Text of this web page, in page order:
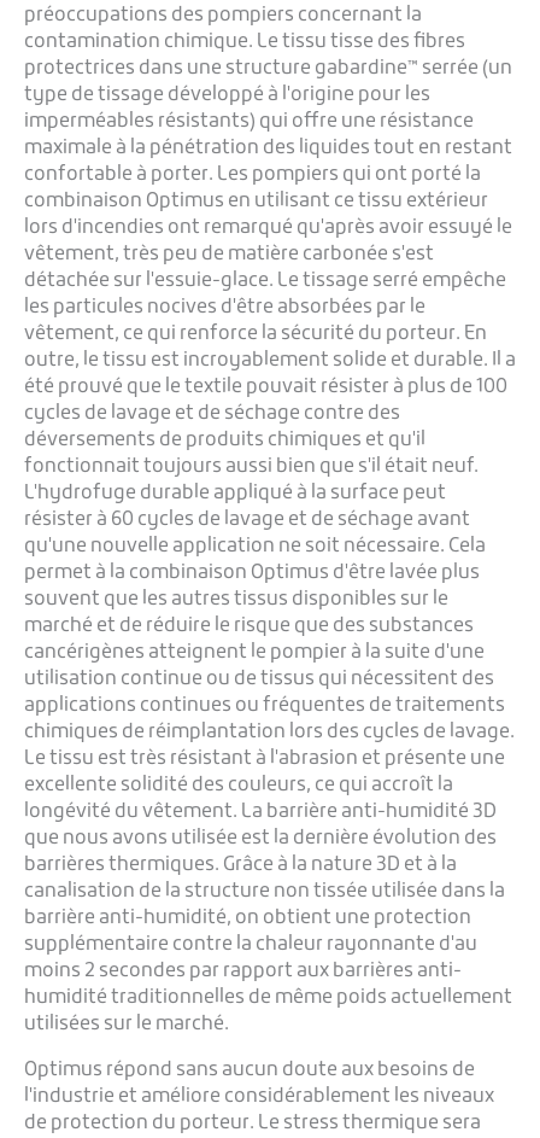
préoccupations des pompiers concernant la
contamination chimique. Le tissu tisse des fibres
protectrices dans une structure gabardine™ serrée (un
type de tissage développé à l'origine pour les
imperméables résistants) qui offre une résistance
maximale à la pénétration des liquides tout en restant
confortable à porter. Les pompiers qui ont porté la
combinaison Optimus en utilisant ce tissu extérieur
lors d'incendies ont remarqué qu'après avoir essuyé le
vêtement, très peu de matière carbonée s'est
détachée sur l'essuie-glace. Le tissage serré empêche
les particules nocives d'être absorbées par le
vêtement, ce qui renforce la sécurité du porteur. En
outre, le tissu est incroyablement solide et durable. Il a
été prouvé que le textile pouvait résister à plus de 100
cycles de lavage et de séchage contre des
déversements de produits chimiques et qu'il
fonctionnait toujours aussi bien que s'il était neuf.
L'hydrofuge durable appliqué à la surface peut
résister à 60 cycles de lavage et de séchage avant
qu'une nouvelle application ne soit nécessaire. Cela
permet à la combinaison Optimus d'être lavée plus
souvent que les autres tissus disponibles sur le
marché et de réduire le risque que des substances
cancérigènes atteignent le pompier à la suite d'une
utilisation continue ou de tissus qui nécessitent des
applications continues ou fréquentes de traitements
chimiques de réimplantation lors des cycles de lavage.
Le tissu est très résistant à l'abrasion et présente une
excellente solidité des couleurs, ce qui accroît la
longévité du vêtement. La barrière anti-humidité 3D
que nous avons utilisée est la dernière évolution des
barrières thermiques. Grâce à la nature 3D et à la
canalisation de la structure non tissée utilisée dans la
barrière anti-humidité, on obtient une protection
supplémentaire contre la chaleur rayonnante d'au
moins 2 secondes par rapport aux barrières anti-
humidité traditionnelles de même poids actuellement
utilisées sur le marché.
Optimus répond sans aucun doute aux besoins de
l'industrie et améliore considérablement les niveaux
de protection du porteur. Le stress thermique sera